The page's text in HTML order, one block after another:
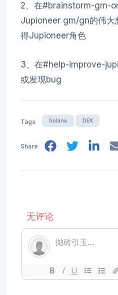
2、在#brainstorm-gm-
Jupioneer gm/gn的伟大
得Jupioneer角色
3、在#help-improve-
或发现bug
Tags Solana DEX
Share